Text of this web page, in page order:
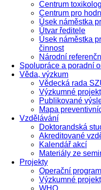
Centrum
Centrum pro
Úsek náměstka
Útvar ředitele
Úsek náměstka
činnost
Národní
Spolupráce a poradní
Věda, výzkum
Vědecká rada
Výzkumné
Publikované
Mapa
Vzdělávání
Doktorandská
Akreditované
Kalendář akcí
Materiály ze
Projekty
Operační
Výzkumné
WHO